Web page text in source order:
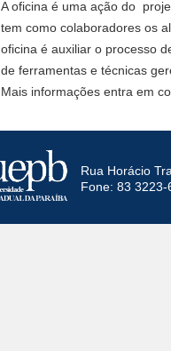
A oficina é uma ação do
tem como colaboradores os
oficina é auxiliar o processo
de ferramentas e técnicas
Mais informações entra em
Rua Horácio
Fone: 83